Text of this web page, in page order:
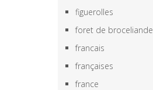
figuerolles
foret de broceliande
francais
françaises
france